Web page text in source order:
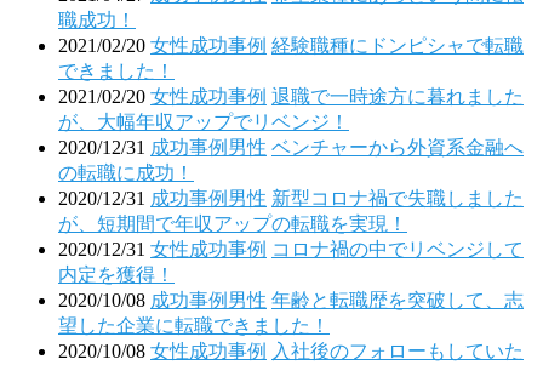
職成功！
2021/02/20 女性成功事例 経験職種にドンピシャで転職
できました！
2021/02/20 女性成功事例 退職で一時途方に暮れました
が、大幅年収アップでリベンジ！
2020/12/31 成功事例 男性 ベンチャーから外資系金融へ
の転職に成功！
2020/12/31 成功事例 男性 新型コロナ禍で失職しました
が、短期間で年収アップの転職を実現！
2020/12/31 女性成功事例 コロナ禍の中でリベンジして
内定を獲得！
2020/10/08 成功事例 男性 年齢と転職歴を突破して、志
望した企業に転職できました！
2020/10/08 女性成功事例 入社後のフォローもしていた